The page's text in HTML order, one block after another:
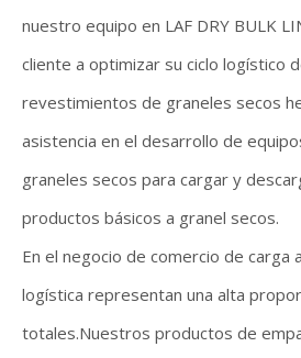
nuestro equipo en LAF DRY BULK
cliente a optimizar su ciclo logístico
revestimientos de graneles secos
asistencia en el desarrollo de
graneles secos para cargar y
productos básicos a granel secos.
En el negocio de comercio de carga
logística representan una alta
totales.Nuestros productos de